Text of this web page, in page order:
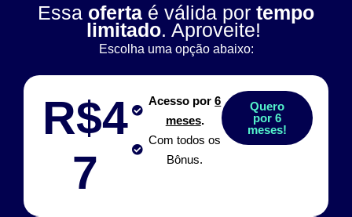
Essa oferta é válida por tempo
limitado. Aproveite!
Escolha uma opção abaixo:
R$4
7
Acesso por6
meses.
Com todos os
Bônus.
Quero
por 6
meses!